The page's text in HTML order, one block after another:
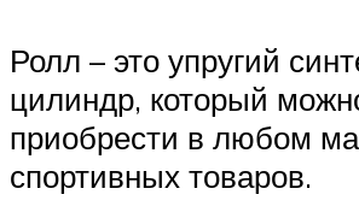
Ролл – это упругий
цилиндр, который
приобрести в любом
спортивных товаров.